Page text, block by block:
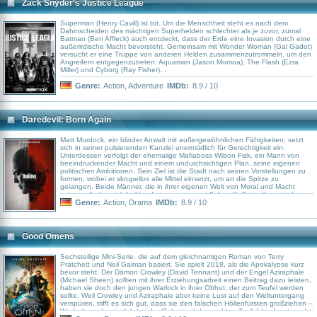
Zack Snyder's Justice League
Superman (Henry Cavill) ist tot. Um die Menschheit steht es nach dem
Dahinscheiden des mächtigen Superhelden schlechter als je zuvor, zumal
Batman (Ben Affleck) auch entdeckt, dass der Erde eine Invasion durch eine
außerirdische Macht bevorsteht. Gemeinsam mit Wonder Woman (Gal Gadot)
versucht er eine Truppe von anderen Helden zusammenzutrommeln, um den
Angreifern entgegenzutreten: Aquaman (Jason Momoa), The Flash (Ezra
Miller) und Cyborg (Ray Fisher)...
Genre: Action Adventure IMDb: 8.9 / 10
Daredevil: Born Again
Matt Murdock, ein blinder Anwalt mit außergewöhnlichen Fähigkeiten, setzt
sich in seiner pulsierenden Kanzlei unermüdlich für Gerechtigkeit ein.
Unterdessen verfolgt der ehemalige Mafiaboss Wilson Fisk, ein Mann von
beeindruckender Macht und einem undurchsichtigen Plan, seine eigenen
politischen Ambitionen. Sein Ziel ist die Stadt nach seinen Vorstellungen zu
formen, wobei er skrupellos alle Mittel einsetzt, um an die Spitze zu
gelangen. Beide Männer, die in ihrer eigenen Welt von Moral und Macht
agieren, finden sich bald auf einem unvermeidlichen Kollisionskurs wieder.
Ihre Kämpfe führen sie aber nicht nur als Bürger, sondern auch als Daredevil
Genre: Action Drama IMDb: 8.9 / 10
Good Omens
Sechsteilige Mini-Serie, die auf dem gleichnamigen Roman von Terry
Pratchett und Neil Gaiman basiert. Sie spielt 2018, als die Apokalypse kurz
bevor steht. Der Dämon Crowley (David Tennant) und der Engel Aziraphale
(Michael Sheen) sollten mit ihrer Erziehungsarbeit einen Beitrag dazu leisten,
haben sie doch den jungen Warlock in ihrer Obhut, der zum Teufel werden
sollte. Weil Crowley und Aziraphale aber keine Lust auf den Weltuntergang
verspüren, trifft es sich gut, dass sie den falschen Höllenfürsten großziehen –
Warlock wurde nämlich bei der Geburt mit dem echten Teufelskind vertauscht.